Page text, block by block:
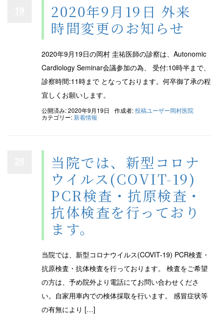
2020年9月19日 外来
時間変更のお知らせ
2020年9月19日の岡村 圭祐医師の診察は、Autonomic
Cardiology Seminar会議参加の為、 受付:10時半まで、
診察時間:11時まで となっております。何卒御了承の程
宜しくお願いします。
公開済み: 2020年9月19日 作成者:投稿ユーザー岡村医院
カテゴリー:新着情報
当院では、新型コロナ
ウイルス(COVIT-19)
PCR検査・抗原検査・
抗体検査を行っており
ます。
当院では、新型コロナウイルス(COVIT-19) PCR検査・
抗原検査・抗体検査を行っております。 検査をご希望
の方は、予め院外より電話にてお問い合わせくださ
い。自家用車内での検体採取を行います。 感冒症状等
の有無により […]